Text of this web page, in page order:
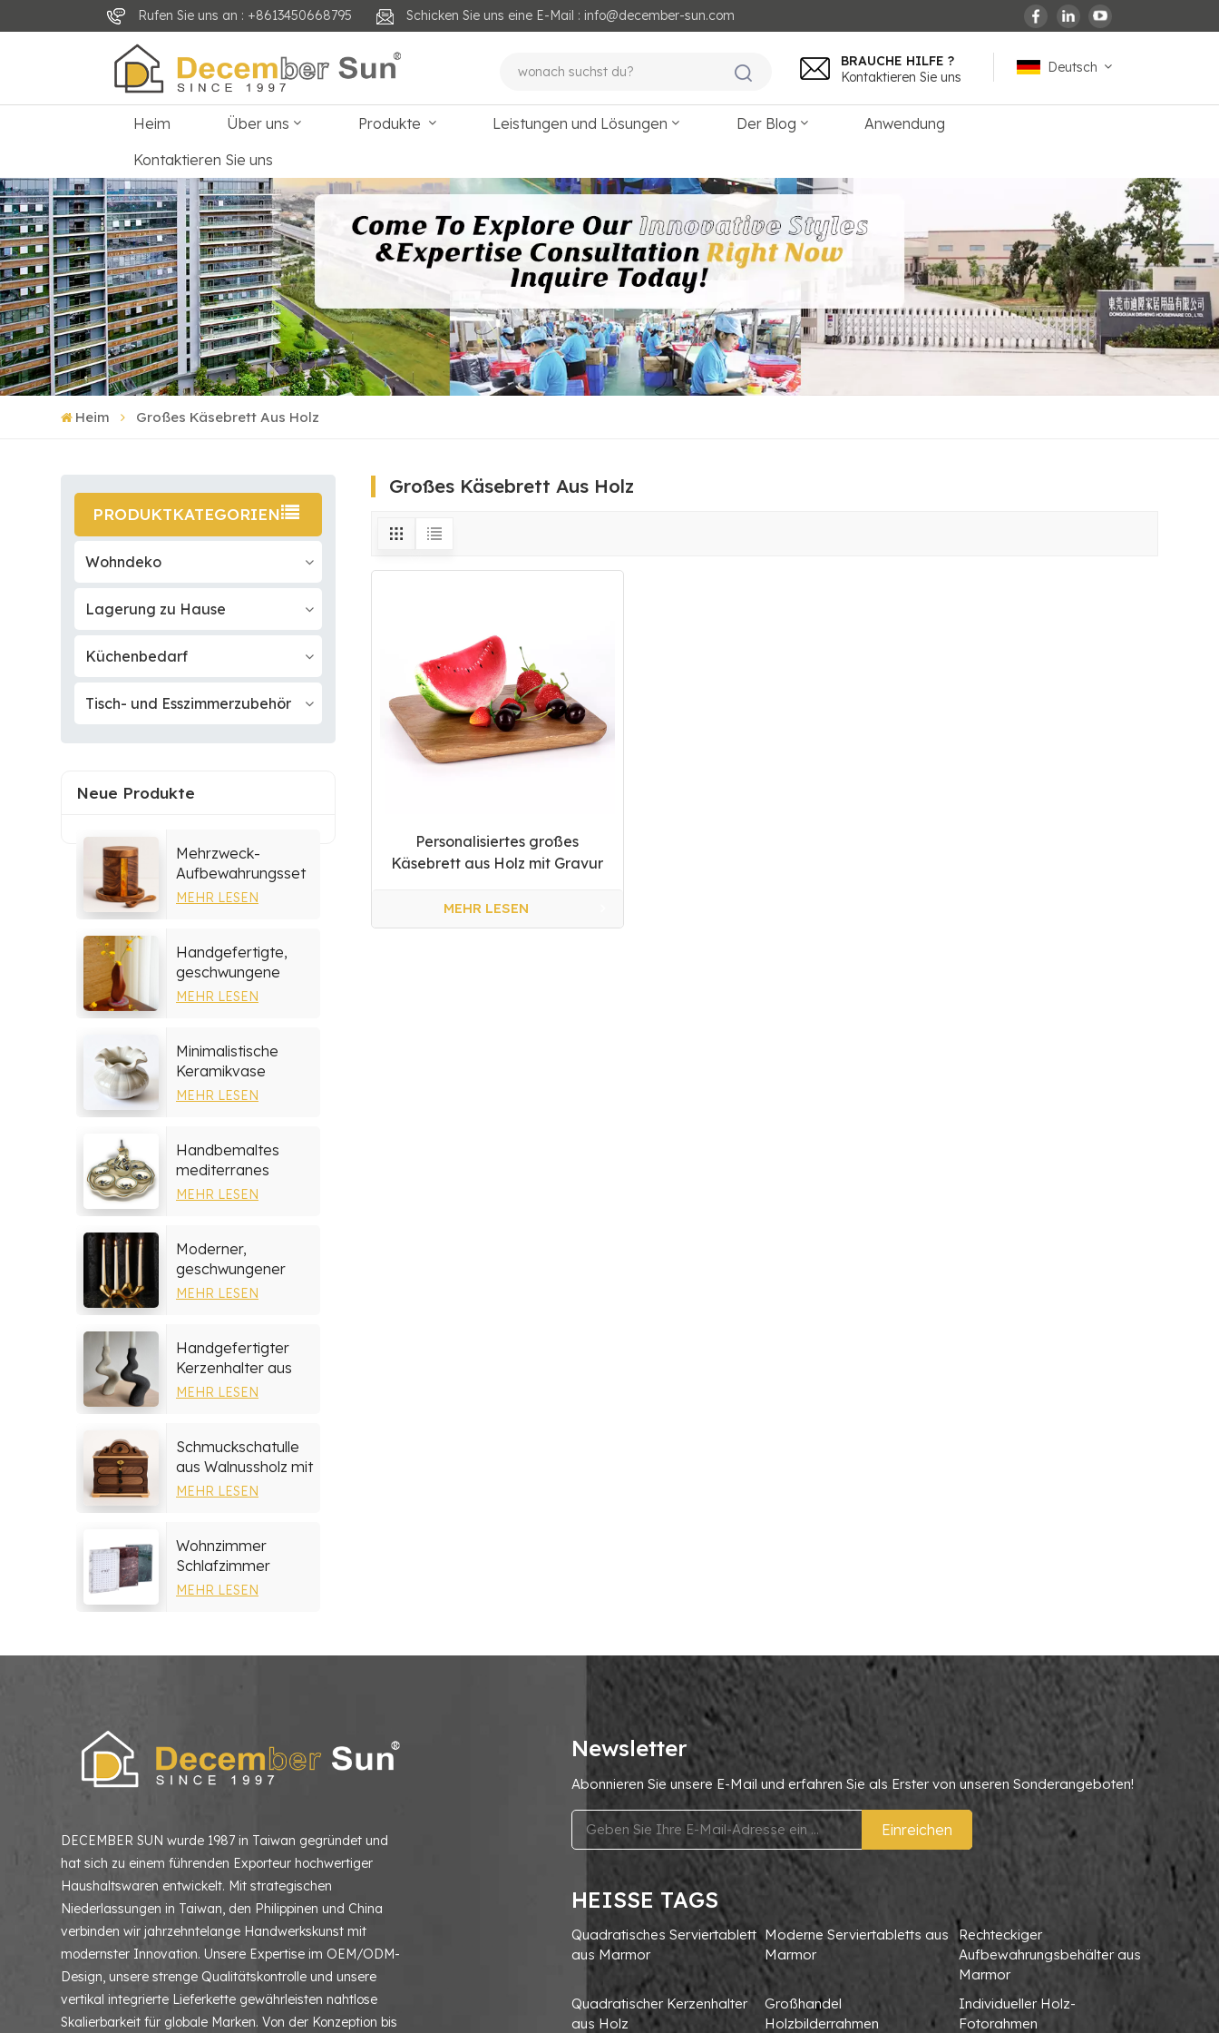
Rufen Sie uns an : +8613450668795 Schicken Sie uns eine E-Mail : info@december-sun.com
Deutsch
français
Deutsch
العربية
BRAUCHE HILFE ?
Kontaktieren Sie uns
Heim Über uns Produkte Leistungen und Lösungen Der Blog
Anwendung
Kontaktieren Sie uns
Heim Großes Käsebrett Aus Holz
PRODUKTKATEGORIEN
Wohndeko
Lagerung zu Hause
Küchenbedarf
Tisch- und Esszimmerzubehör
Neue Produkte
Mehrzweck-
Aufbewahrungsset
aus Harz und Holz
MEHR LESEN
Handgefertigte,
geschwungene
Holzvase
MEHR LESEN
Minimalistische
Keramikvase
MEHR LESEN
Handbemaltes
mediterranes
Keramik-
MEHR LESEN
Moderner,
geschwungener
Kerzenhalter aus
MEHR LESEN
Handgefertigter
Kerzenhalter aus
Steingut
MEHR LESEN
Schmuckschatulle
aus Walnussholz mit
mehrschichtigen
MEHR LESEN
Wohnzimmer
Schlafzimmer
Wohnkultur Marmor
MEHR LESEN
Großes Käsebrett Aus Holz
Personalisiertes großes
Käsebrett aus Holz mit Gravur
MEHR LESEN
DECEMBER SUN wurde 1987 in Taiwan gegründet und
hat sich zu einem führenden Exporteur hochwertiger
Haushaltswaren entwickelt. Mit strategischen
Niederlassungen in Taiwan, den Philippinen und China
verbinden wir jahrzehntelange Handwerkskunst mit
modernster Innovation. Unsere Expertise im OEM/ODM-
Design, unsere strenge Qualitätskontrolle und unsere
vertikal integrierte Lieferkette gewährleisten nahtlose
Skalierbarkeit für globale Marken. Von der Konzeption bis
Newsletter
Abonnieren Sie unsere E-Mail und erfahren Sie als Erster von unseren Sonderangeboten!
Einreichen
HEISSE TAGS
Quadratisches Serviertablett
aus Marmor
Moderne Serviertabletts aus
Marmor
Rechteckiger
Aufbewahrungsbehälter aus
Marmor
Quadratischer Kerzenhalter
aus Holz
Großhandel
Holzbilderrahmen
Individueller Holz-
Fotorahmen